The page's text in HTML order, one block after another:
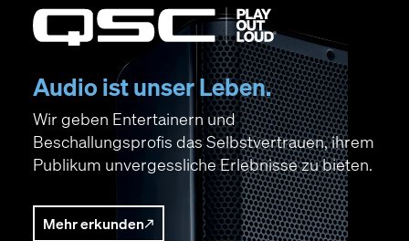
QSC Audio
(Öffnet sich in neuem Fenster)
Audio ist unser Leben.
Wir geben Entertainern und
Beschallungsprofis das Selbstvertrauen, ihrem
Publikum unvergessliche Erlebnisse zu bieten.
Mehr erkunden
(Öffnet sich in neuem Fenster)